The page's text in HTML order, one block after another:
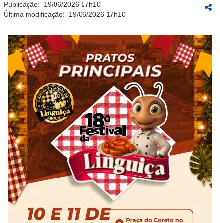
Publicação: 19/06/2026 17h10
Última modificação: 19/06/2026 17h10